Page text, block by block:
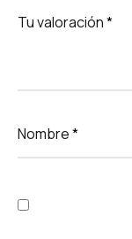
Tu valoración*
Nombre*